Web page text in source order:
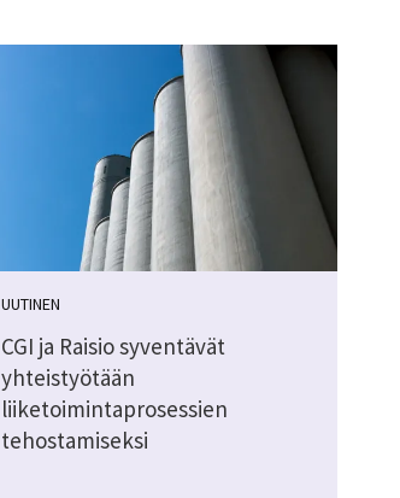
UUTINEN
CGI ja Raisio syventävät
yhteistyötään
liiketoimintaprosessien
tehostamiseksi